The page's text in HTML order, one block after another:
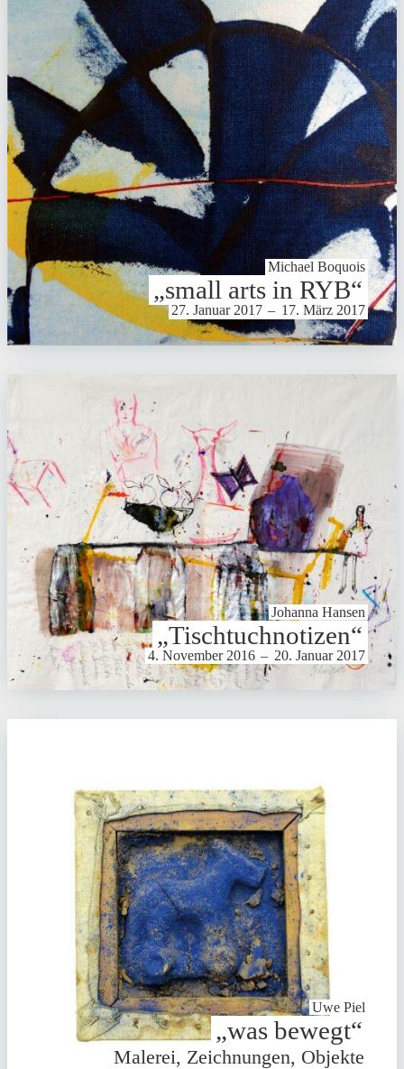
Michael Boquois
„small arts in RYB“
27. Januar 2017 – 17. März 2017
Johanna Hansen
„Tisch­tuch­no­tizen“
4. November 2016 – 20. Januar 2017
Uwe Piel
„was bewegt“
Malerei, Zeich­nungen, Objekte